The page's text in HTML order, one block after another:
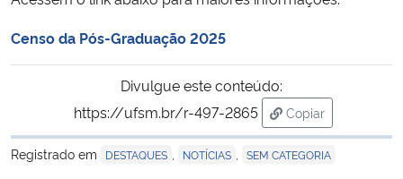
Censo da Pós-Graduação 2025
Divulgue este conteúdo:
https://ufsm.br/r-497-2865
Copiar
para área de
Registrado em
DESTAQUES NOTÍCIAS SEM CATEGORIA